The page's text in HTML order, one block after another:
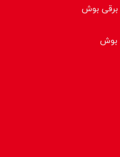
برقی بوش
بوش